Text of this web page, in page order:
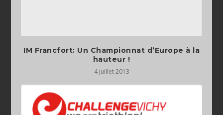
IM Francfort: Un Championnat d’Europe à la
hauteur !
4 juillet 2013